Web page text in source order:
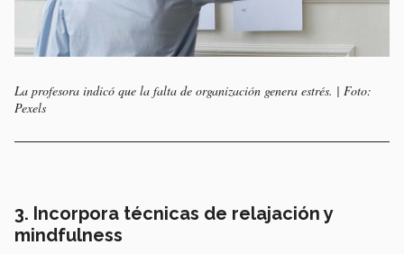
La profesora indicó que la falta de organización genera estrés. | Foto:
Pexels
3. Incorpora técnicas de relajación y
mindfulness